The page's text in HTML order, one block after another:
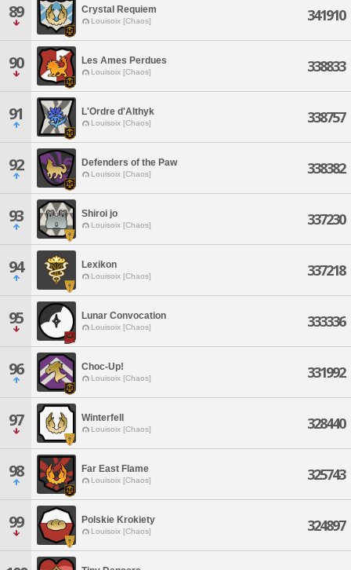
89 Crystal Requiem
Louisoix [Chaos] 341910
90 Les Ames Perdues
Louisoix [Chaos] 338833
91 L'Ordre d'Althyk
Louisoix [Chaos] 338757
92 Defenders of the Paw
Louisoix [Chaos] 338382
93 Shiroi jo
Louisoix [Chaos] 337230
94 Lexikon
Louisoix [Chaos] 337218
95 Lunar Convocation
Louisoix [Chaos] 333336
96 Choc-Up!
Louisoix [Chaos] 331992
97 Winterfell
Louisoix [Chaos] 328440
98 Far East Flame
Louisoix [Chaos] 325743
99 Polskie Krokiety
Louisoix [Chaos] 324897